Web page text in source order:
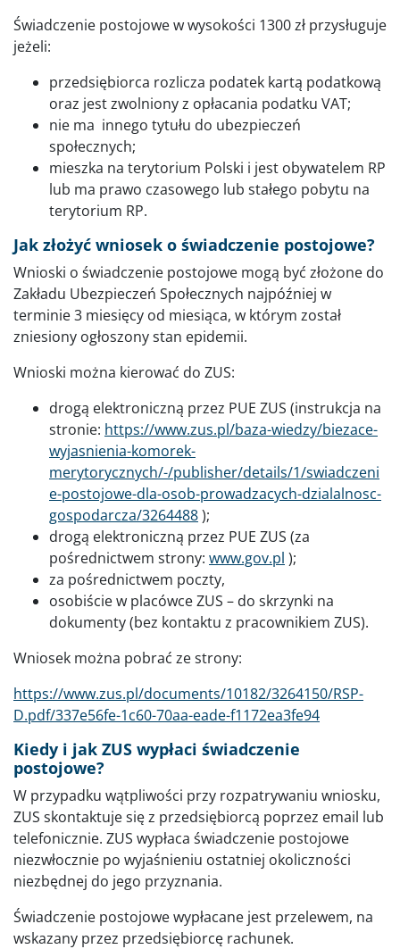
Świadczenie postojowe w wysokości 1300 zł przysługuje
jeżeli:
przedsiębiorca rozlicza podatek kartą podatkową
oraz jest zwolniony z opłacania podatku VAT;
nie ma innego tytułu do ubezpieczeń
społecznych;
mieszka na terytorium Polski i jest obywatelem RP
lub ma prawo czasowego lub stałego pobytu na
terytorium RP.
Jak złożyć wniosek o świadczenie postojowe?
Wnioski o świadczenie postojowe mogą być złożone do
Zakładu Ubezpieczeń Społecznych najpóźniej w
terminie 3 miesięcy od miesiąca, w którym został
zniesiony ogłoszony stan epidemii.
Wnioski można kierować do ZUS:
drogą elektroniczną przez PUE ZUS (instrukcja na
stronie: https://www.zus.pl/baza-wiedzy/biezace-
wyjasnienia-komorek-
merytorycznych/-/publisher/details/1/swiadczeni
e-postojowe-dla-osob-prowadzacych-dzialalnosc-
gospodarcza/3264488);
drogą elektroniczną przez PUE ZUS (za
pośrednictwem strony: www.gov.pl );
za pośrednictwem poczty,
osobiście w placówce ZUS – do skrzynki na
dokumenty (bez kontaktu z pracownikiem ZUS).
Wniosek można pobrać ze strony:
https://www.zus.pl/documents/10182/3264150/RSP-
D.pdf/337e56fe-1c60-70aa-eade-f1172ea3fe94
Kiedy i jak ZUS wypłaci świadczenie
postojowe?
W przypadku wątpliwości przy rozpatrywaniu wniosku,
ZUS skontaktuje się z przedsiębiorcą poprzez email lub
telefonicznie. ZUS wypłaca świadczenie postojowe
niezwłocznie po wyjaśnieniu ostatniej okoliczności
niezbędnej do jego przyznania.
Świadczenie postojowe wypłacane jest przelewem, na
wskazany przez przedsiębiorcę rachunek.